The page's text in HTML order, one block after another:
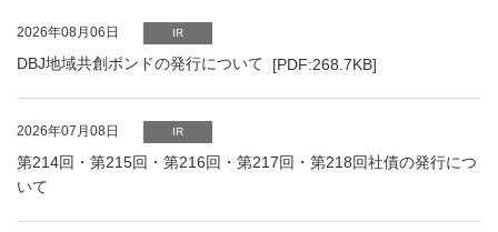
2026年08月06日 IR
DBJ地域共創ボンドの発行について [PDF:268.7KB]
PDFファイルが新規ウィンドウで開きます
2026年07月08日 IR
第214回・第215回・第216回・第217回・第218回社債の発行につ
いて